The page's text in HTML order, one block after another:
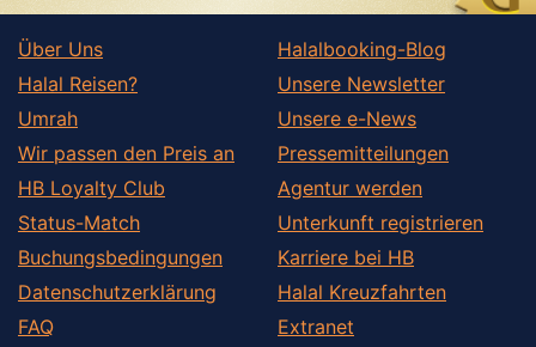
Über Uns
Halal Reisen?
Umrah
Wir passen den Preis an
HB Loyalty Club
Status-Match
Buchungsbedingungen
Datenschutzerklärung
FAQ
Halalbooking-Blog
Unsere Newsletter
Unsere e-News
Pressemitteilungen
Agentur werden
Unterkunft registrieren
Karriere bei HB
Halal Kreuzfahrten
Extranet